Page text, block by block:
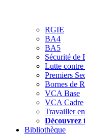
RGIE
BA4
BA5
Sécurité de
Lutte contre
Premiers
Bornes de
VCA Base
VCA Cadre
Travailler
Découvrez
Bibliothèque